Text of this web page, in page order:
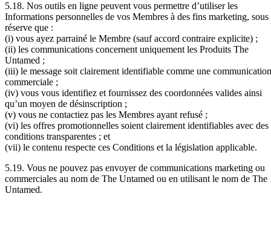
5.18. Nos outils en ligne peuvent vous permettre d’utiliser les
Informations personnelles de vos Membres à des fins marketing, sous
réserve que :
(i) vous ayez parrainé le Membre (sauf accord contraire explicite) ;
(ii) les communications concernent uniquement les Produits The
Untamed ;
(iii) le message soit clairement identifiable comme une communication
commerciale ;
(iv) vous vous identifiez et fournissez des coordonnées valides ainsi
qu’un moyen de désinscription ;
(v) vous ne contactiez pas les Membres ayant refusé ;
(vi) les offres promotionnelles soient clairement identifiables avec des
conditions transparentes ; et
(vii) le contenu respecte ces Conditions et la législation applicable.
5.19. Vous ne pouvez pas envoyer de communications marketing ou
commerciales au nom de The Untamed ou en utilisant le nom de The
Untamed.